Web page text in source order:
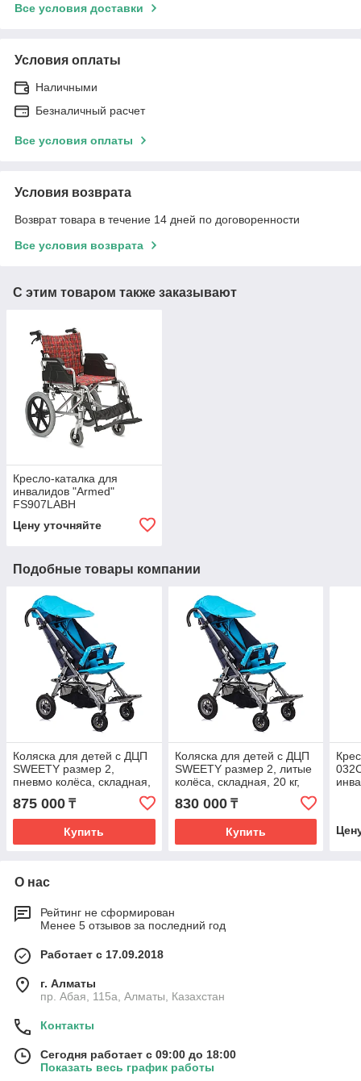
Все условия доставки
Условия оплаты
Наличными
Безналичный расчет
Все условия оплаты
Условия возврата
Возврат товара в течение 14 дней по договоренности
Все условия возврата
С этим товаром также заказывают
Кресло-каталка для
инвалидов "Armed"
FS907LABН
Цену уточняйте
Подобные товары компании
Коляска для детей с ДЦП
SWEETY размер 2,
пневмо колёса, складная,
875 000 ₸
Купить
Коляска для детей с ДЦП
SWEETY размер 2, литые
колёса, складная, 20 кг,
830 000₸
Купить
О нас
Рейтинг не сформирован
Менее 5 отзывов за последний год
Работает с 17.09.2018
г. Алматы
пр. Абая, 115а, Алматы, Казахстан
Контакты
Сегодня работает с 09:00 до 18:00
Показать весь график работы